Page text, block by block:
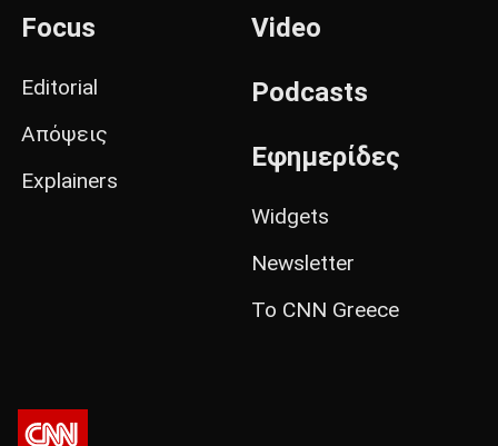
Focus
Editorial
Απόψεις
Explainers
Video
Podcasts
Εφημερίδες
Widgets
Newsletter
Το CNN Greece